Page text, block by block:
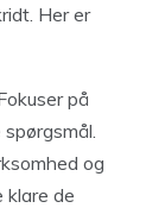
Her er
på
og
klare de